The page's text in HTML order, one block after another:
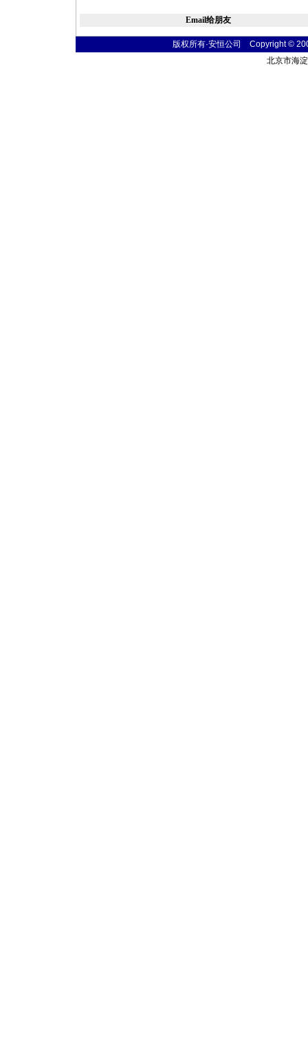
Email给朋友
版权所有·安恒公司 Copyright ©
北京市海